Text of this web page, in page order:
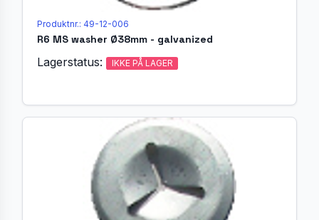
Produktnr.: 49-12-006
R6 MS washer Ø38mm - galvanized
Lagerstatus: IKKE PÅ LAGER